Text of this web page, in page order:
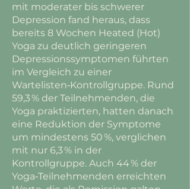
mit moderater bis schwerer
Depression fand heraus, dass
bereits 8 Wochen Heated (Hot)
Yoga zu deutlich geringeren
Depressionssymptomen führten
im Vergleich zu einer
Wartelisten‑Kontrollgruppe. Rund
59,3 % der Teilnehmenden, die
Yoga praktizierten, hatten danach
eine Reduktion der Symptome
um mindestens 50 %, verglichen
mit nur 6,3 % in der
Kontrollgruppe. Auch 44 % der
Yoga‑Teilnehmenden erreichten